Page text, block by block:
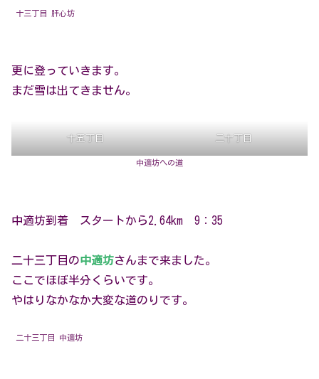
十三丁目 肝心坊
更に登っていきます。
まだ雪は出てきません。
十五丁目 二十丁目
中適坊への道
中適坊到着 スタートから2.64km 9：35
二十三丁目の中適坊さんまで来ました。
ここでほぼ半分くらいです。
やはりなかなか大変な道のりです。
二十三丁目 中適坊